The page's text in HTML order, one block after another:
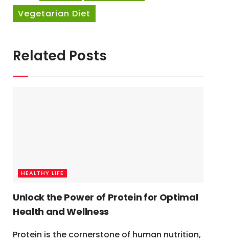
Vegetarian Diet
Related Posts
HEALTHY LIFE
Unlock the Power of Protein for Optimal
Health and Wellness
Protein is the cornerstone of human nutrition,